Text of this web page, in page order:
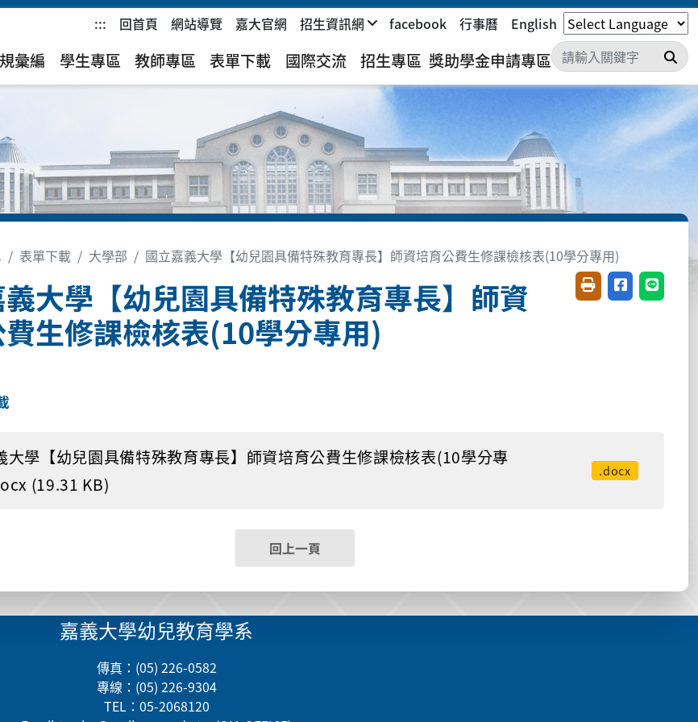
::: 回首頁 網站導覽 嘉大官網 招生資訊網 facebook 行事曆 English
彙編 學生專區 教師專區 表單下載 國際交流 招生專區 獎助學金申請專區 搜
表單下載 大學部 國立嘉義大學【幼兒園具備特殊教育專長】師資培育公費生修課檢核表(10學分專用)
大學【幼兒園具備特殊教育專長】師資
生修課檢核表(10學分專用)
友善列印(開新視窗)
分享至臉書(
分享至
大學【幼兒園具備特殊教育專長】師資培育公費生修課檢核表(10學分專
(19.31 KB)
.docx
回上一頁
嘉義大學幼兒教育學系
傳真：(05) 226-0582
專線：(05) 226-9304
TEL：05-2068120